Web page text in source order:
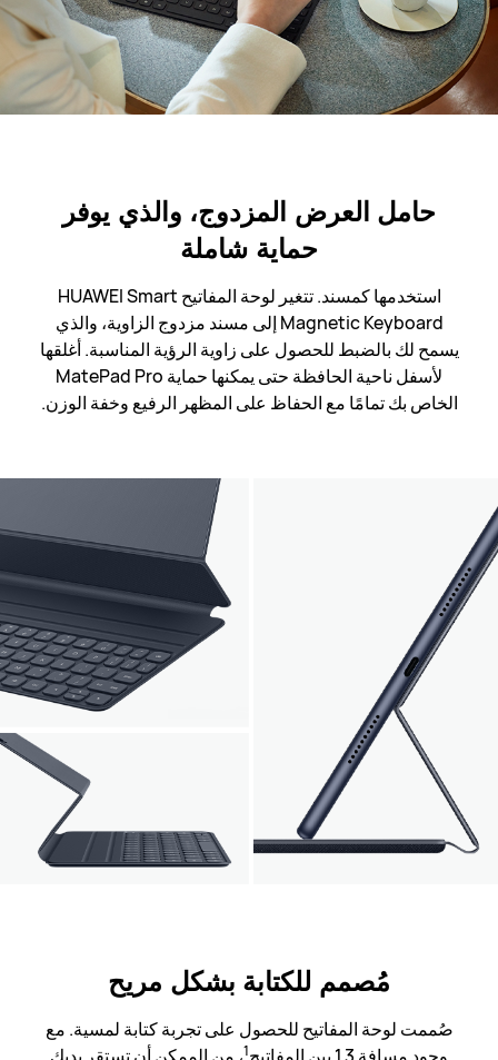
حامل العرض المزدوج، والذي يوفر
حماية شاملة
استخدمها كمسند. تتغير لوحة المفاتيح HUAWEI Smart
Magnetic Keyboard إلى مسند مزدوج الزاوية، والذي
يسمح لك بالضبط للحصول على زاوية الرؤية المناسبة. أغلقها
لأسفل ناحية الحافظة حتى يمكنها حماية MatePad Pro
الخاص بك تمامًا مع الحفاظ على المظهر الرفيع وخفة الوزن.
مُصمم للكتابة بشكل مريح
صُممت لوحة المفاتيح للحصول على تجربة كتابة لمسية. مع
1